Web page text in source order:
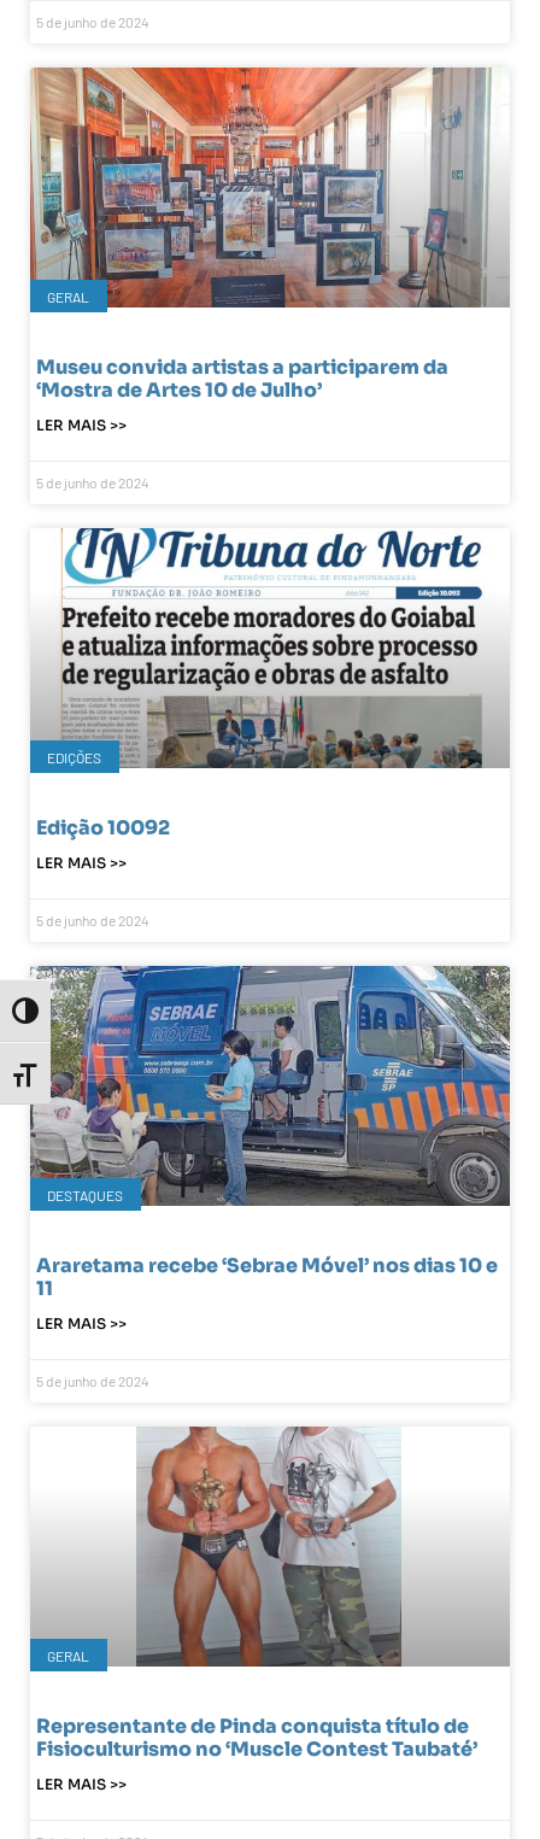
Toggle High Contrast
Toggle Font size
5 de junho de 2024
GERAL
Museu convida artistas a participarem da
‘Mostra de Artes 10 de Julho’
LER MAIS >>
5 de junho de 2024
EDIÇÕES
Edição 10092
LER MAIS >>
5 de junho de 2024
DESTAQUES
Araretama recebe ‘Sebrae Móvel’ nos dias 10 e
11
LER MAIS >>
5 de junho de 2024
GERAL
Representante de Pinda conquista título de
Fisioculturismo no ‘Muscle Contest Taubaté’
LER MAIS >>